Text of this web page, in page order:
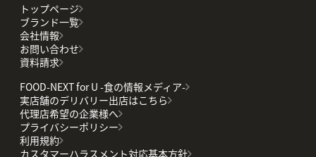
トップページ
ブランド一覧
会社情報
お問い合わせ
資料請求
FOOD-NEXT for U -食の情報メディア-
実店舗のデリバリー出店はこちら
代理店希望の企業様へ
プライバシーポリシー
利用規約
カスタマーハラスメント対応基本方針